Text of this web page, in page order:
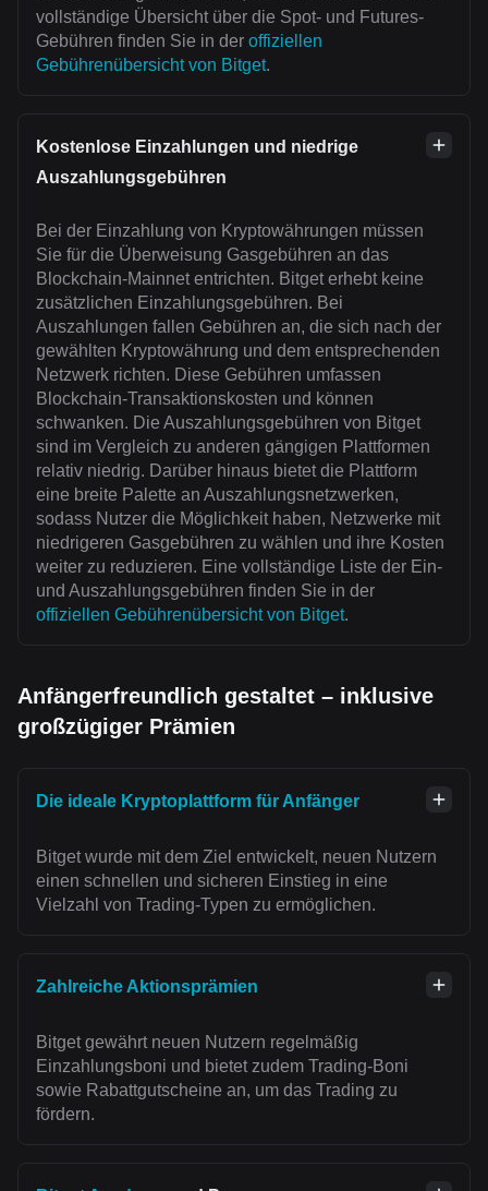
vollständige Übersicht über die Spot- und Futures-
Gebühren finden Sie in der offiziellen
Gebührenübersicht von Bitget.
Kostenlose Einzahlungen und niedrige
Auszahlungsgebühren
Bei der Einzahlung von Kryptowährungen müssen
Sie für die Überweisung Gasgebühren an das
Blockchain-Mainnet entrichten. Bitget erhebt keine
zusätzlichen Einzahlungsgebühren. Bei
Auszahlungen fallen Gebühren an, die sich nach der
gewählten Kryptowährung und dem entsprechenden
Netzwerk richten. Diese Gebühren umfassen
Blockchain-Transaktionskosten und können
schwanken. Die Auszahlungsgebühren von Bitget
sind im Vergleich zu anderen gängigen Plattformen
relativ niedrig. Darüber hinaus bietet die Plattform
eine breite Palette an Auszahlungsnetzwerken,
sodass Nutzer die Möglichkeit haben, Netzwerke mit
niedrigeren Gasgebühren zu wählen und ihre Kosten
weiter zu reduzieren. Eine vollständige Liste der Ein-
und Auszahlungsgebühren finden Sie in der
offiziellen Gebührenübersicht von Bitget.
Anfängerfreundlich gestaltet – inklusive
großzügiger Prämien
Die ideale Kryptoplattform für Anfänger
Bitget wurde mit dem Ziel entwickelt, neuen Nutzern
einen schnellen und sicheren Einstieg in eine
Vielzahl von Trading-Typen zu ermöglichen.
Zahlreiche Aktionsprämien
Bitget gewährt neuen Nutzern regelmäßig
Einzahlungsboni und bietet zudem Trading-Boni
sowie Rabattgutscheine an, um das Trading zu
fördern.